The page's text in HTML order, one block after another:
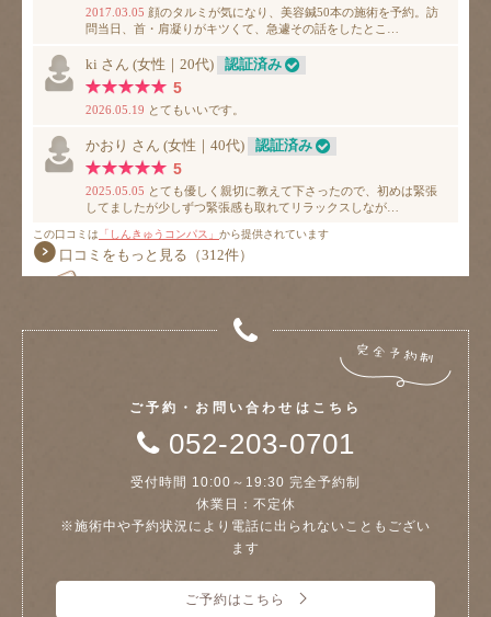
ご予約・お問い合わせはこちら
052-203-0701
受付時間 10:00～19:30 完全予約制
休業日：不定休
※施術中や予約状況により電話に出られないこともござい
ます
ご予約はこちら